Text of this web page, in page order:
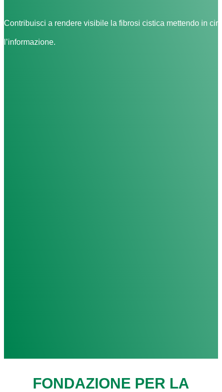
Contribuisci a rendere visibile la fibrosi cistica mettendo in
l’informazione.
FONDAZIONE PER LA